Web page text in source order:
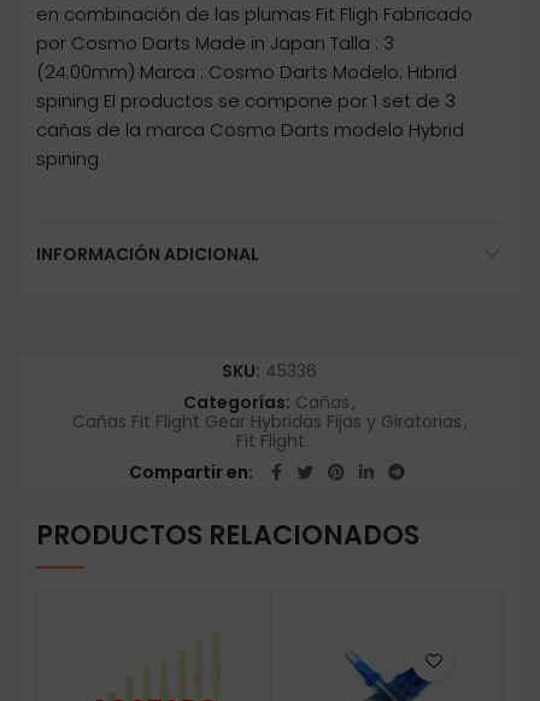
en combinación de las plumas Fit Fligh Fabricado
por Cosmo Darts Made in Japan Talla : 3
(24.00mm) Marca : Cosmo Darts Modelo: Hibrid
spining El productos se compone por 1 set de 3
cañas de la marca Cosmo Darts modelo Hybrid
spining
INFORMACIÓN ADICIONAL
SKU: 45336
Categorías: Cañas,
Cañas Fit Flight Gear Hybridas Fijas y Giratorias,
Fit Flight
Compartir en
PRODUCTOS RELACIONADOS